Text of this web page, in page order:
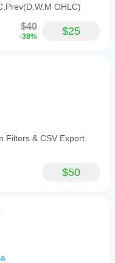
OHLC)
$40
-38% $25
Filters & CSV Export.
$50